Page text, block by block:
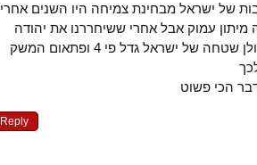
של ישראל מבחינת צמיחה היו השנים אחרי
עמוק אבל אחרי ששיחררנו את יהודה
שומרון חבל עזה וחצי האי סיני ורמת הגולן שטחה של ישראל גדל פי 4 ופתאום המשק
הכי פשוט
Reply